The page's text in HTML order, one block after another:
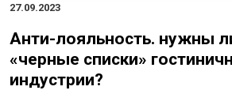
27.09.2023
Анти-лояльность. нужны
«черные списки»
индустрии?